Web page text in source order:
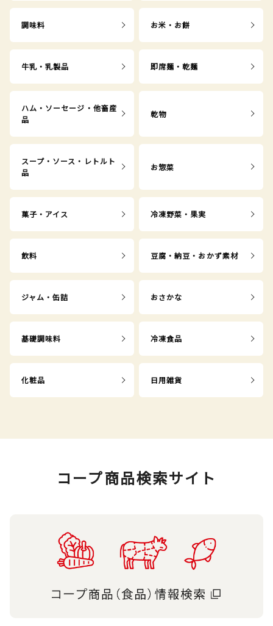
調味料 お米・お餅
牛乳・乳製品 即席麺・乾麺
ハム・ソーセージ・他畜産
品
乾物
スープ・ソース・レトルト
品
お惣菜
菓子・アイス 冷凍野菜・果実
飲料 豆腐・納豆・おかず素材
ジャム・缶詰 おさかな
基礎調味料 冷凍食品
化粧品 日用雑貨
コープ商品検索サイト